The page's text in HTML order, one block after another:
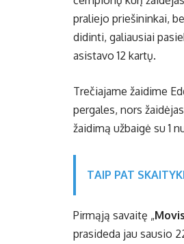
praliejo priešininkai,
didinti, galiausiai
asistavo 12 kartų.
Trečiajame žaidime
pergales, nors
žaidimą užbaigė su 1
TAIP PAT
Pirmąją savaitę „
prasideda jau sausio